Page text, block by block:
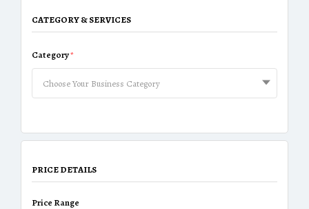
CATEGORY & SERVICES
Category*
Choose Your Business Category
PRICE DETAILS
Price Range